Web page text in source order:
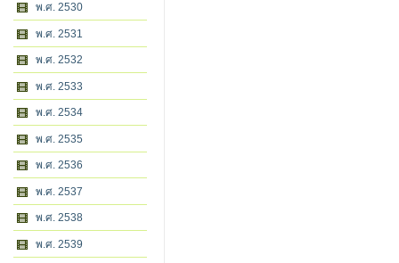
พ.ศ. 2530
พ.ศ. 2531
พ.ศ. 2532
พ.ศ. 2533
พ.ศ. 2534
พ.ศ. 2535
พ.ศ. 2536
พ.ศ. 2537
พ.ศ. 2538
พ.ศ. 2539